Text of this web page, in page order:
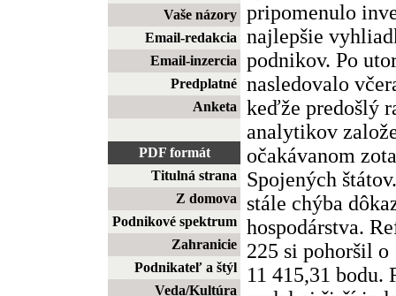
Vaše názory
Email-redakcia
Email-inzercia
Predplatné
Anketa
PDF formát
Titulná strana
Z domova
Podnikové spektrum
Zahranicie
Podnikateľ a štýl
Veda/Kultúra
pripomenulo
najlepšie
podnikov. Po
nasledovalo
keďže predošlý
analytikov
očakávanom
Spojených
stále chýba
hospodárstva.
225 si pohoršil o
11 415,31 bodu.